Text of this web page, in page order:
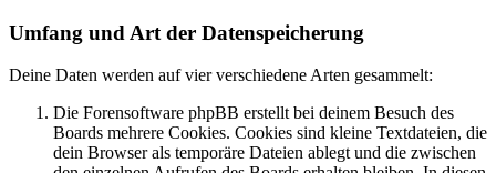
Umfang und Art der Datenspeicherung
Deine Daten werden auf vier verschiedene Arten gesammelt:
Die Forensoftware phpBB erstellt bei deinem Besuch des
Boards mehrere Cookies. Cookies sind kleine Textdateien, die
dein Browser als temporäre Dateien ablegt und die zwischen